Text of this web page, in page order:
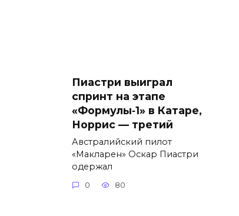
Пиастри выиграл
спринт на этапе
«Формулы‑1» в Катаре,
Норрис — третий
Австралийский пилот
«Макларен» Оскар Пиастри
одержал
0 80